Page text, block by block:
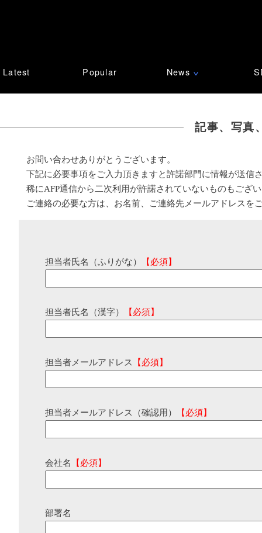
Latest Popular News ∨
記事、写真
お問い合わせありがとうございます。
下記に必要事項をご入力頂きますと許諾部門に情報が送信
稀にAFP通信から二次利用が許諾されていないものもござ
ご連絡の必要な方は、お名前、ご連絡先メールアドレスを
担当者氏名（ふりがな） 【必須】
担当者氏名（漢字） 【必須】
担当者メールアドレス 【必須】
担当者メールアドレス（確認用） 【必須】
会社名 【必須】
部署名